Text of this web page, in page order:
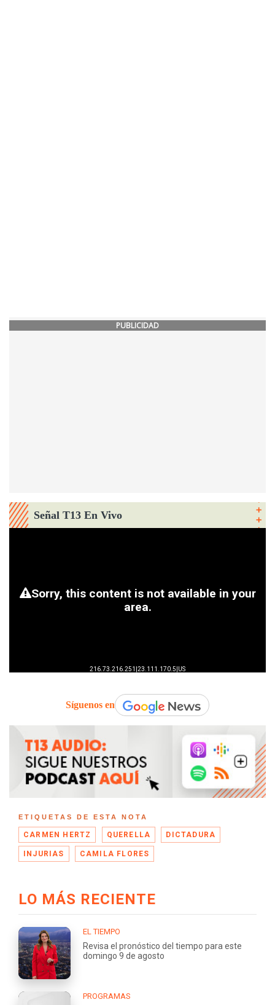
PUBLICIDAD
Señal T13 En Vivo
Síguenos en
ETIQUETAS DE ESTA NOTA
CARMEN HERTZ QUERELLA DICTADURA
INJURIAS CAMILA FLORES
LO MÁS RECIENTE
EL TIEMPO
Revisa el pronóstico del tiempo para este
domingo 9 de agosto
PROGRAMAS